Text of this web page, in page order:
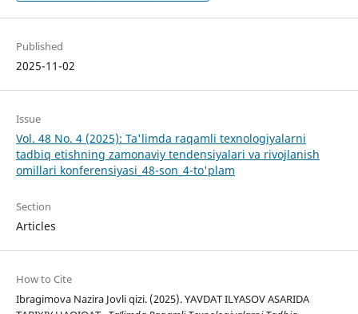
Published
2025-11-02
Issue
Vol. 48 No. 4 (2025): Ta'limda raqamli texnologiyalarni
tadbiq etishning zamonaviy tendensiyalari va rivojlanish
omillari konferensiyasi_48-son_4-to'plam
Section
Articles
How to Cite
Ibragimova Nazira Jovli qizi. (2025). YAVDAT ILYASOV ASARIDA